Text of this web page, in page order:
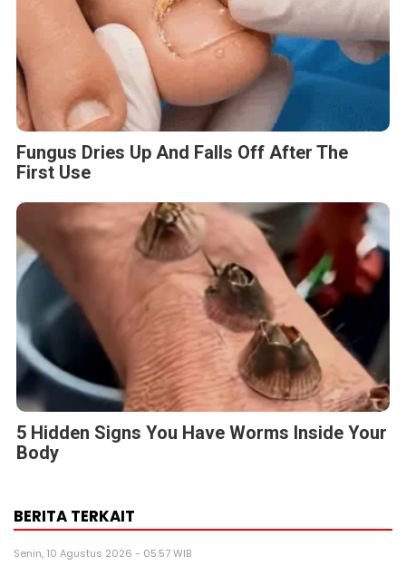
Fungus Dries Up And Falls Off After The
First Use
5 Hidden Signs You Have Worms Inside Your
Body
BERITA TERKAIT
Senin, 10 Agustus 2026 - 05:57 WIB